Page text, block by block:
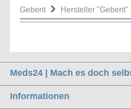
Geberit Hersteller "Geberit"
Meds24 | Mach es doch
Informationen